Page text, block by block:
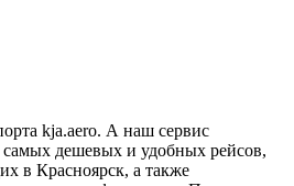
kja.aero. А наш сервис
самых дешевых и удобных рейсов,
в Красноярск, а также